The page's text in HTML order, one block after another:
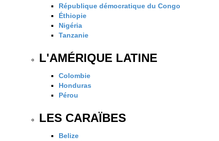
République démocratique du Congo
Éthiopie
Nigéria
Tanzanie
L'AMÉRIQUE LATINE
Colombie
Honduras
Pérou
LES CARAÏBES
Belize